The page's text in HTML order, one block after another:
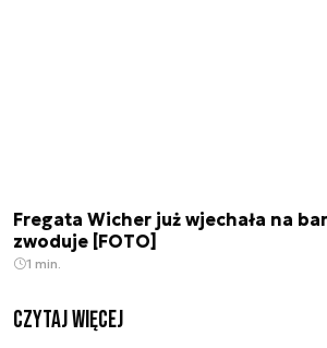
Fregata Wicher już wjechała na
zwoduje [FOTO]
1 min.
czytaj więcej